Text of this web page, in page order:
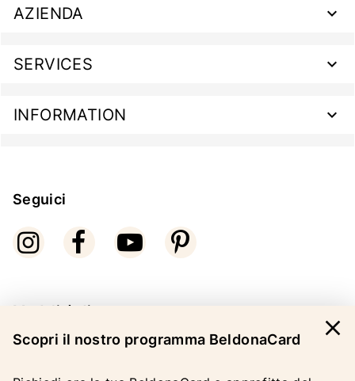
AZIENDA
SERVICES
INFORMATION
Seguici
Modalità di pagamento
Scopri il nostro programma BeldonaCard
close